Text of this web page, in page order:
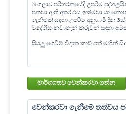
බංගලාව පරිහරනයේදී උපරිම
පනවා ඇති අතර එය ඉක්මවා යා
ගැනීමක් සඳහා උපරිම අනුගාමී දින
විදේශික නවාතැන් කරුවන් සඳහා
සියලු ගෙවීම් විද්‍යුත කාඩ් පත් මඟින්
මාර්ගගතව වෙන්කරවා ගන්න
වෙන්කරවා ගැනීමේ තත්වය